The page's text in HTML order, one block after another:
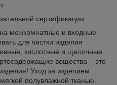
сертификации
межкомнатные и входные
для чистки изделия
кислотные и щелочные
вещества – это
Уход за изделием
полувлажной тканью.